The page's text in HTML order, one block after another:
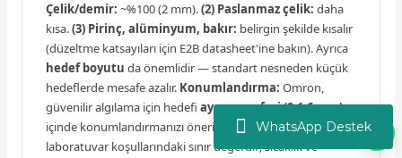
WhatsApp Destek
Çelik/demir: ~%100 (2 mm).(2) Paslanmaz çelik: daha
kısa.(3) Pirinç, alüminyum, bakır: belirgin şekilde kısalır
(düzeltme katsayıları için E2B datasheet'ine bakın). Ayrıca
hedef boyutu da önemlidir — standart nesneden küçük
hedeflerde mesafe azalır. Konumlandırma: Omron,
güvenilir algılama için hedefi ayar mesafesi (0-1,6 mm)
içinde konumlandırmanızı önerir — nominal 2 mm
laboratuvar koşullarındaki sınır değerdir; sıcaklık ve